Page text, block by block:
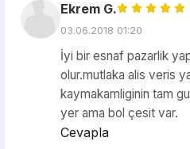
Ekrem G.
03.06.2018 01:20
İyi bir esnaf pazarlik
olur.mutlaka alis veris
kaymakamliginin tam
yer ama bol çesit var.
Cevapla